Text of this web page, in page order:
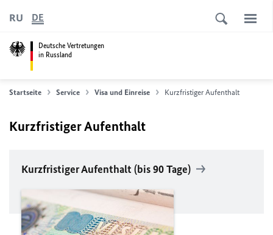
Deutsche Vertretungen
in Russland
RU DE
Startseite Service Visa und Einreise Kurzfristiger Aufenthalt
Kurzfristiger Aufenthalt
Kurzfristiger Aufenthalt (bis 90 Tage)